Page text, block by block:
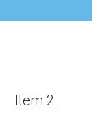
Item 2